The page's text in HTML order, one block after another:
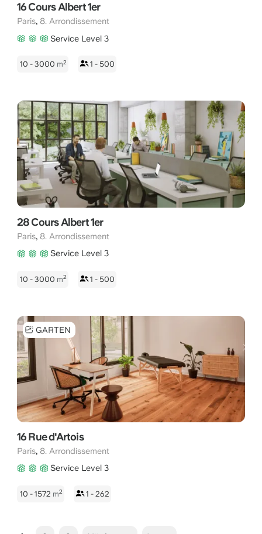
16 Cours Albert 1er
Paris, 8. Arrondissement
Service Level 3
10 - 3000 m2 1 - 500
28 Cours Albert 1er
Paris, 8. Arrondissement
Service Level 3
10 - 3000 m2 1 - 500
GARTEN
16 Rue d'Artois
Paris, 8. Arrondissement
Service Level 3
10 - 1572 m2 1 - 262